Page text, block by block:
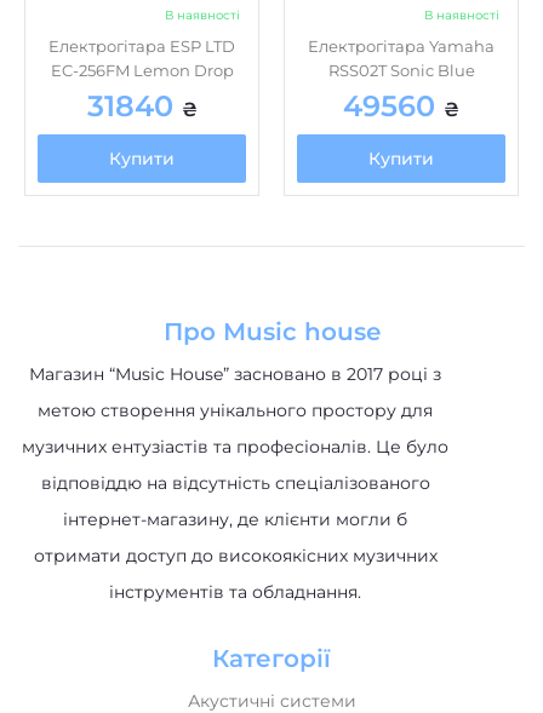
В наявності
Електрогітара ESP LTD
EC-256FM Lemon Drop
31840 ₴
Купити
В наявності
Електрогітара Yamaha
RSS02T Sonic Blue
49560 ₴
Купити
Про Music house
Магазин “Music House” засновано в 2017 році з
метою створення унікального простору для
музичних ентузіастів та професіоналів. Це було
відповіддю на відсутність спеціалізованого
інтернет-магазину, де клієнти могли б
отримати доступ до високоякісних музичних
інструментів та обладнання.
Категорії
Акустичні системи